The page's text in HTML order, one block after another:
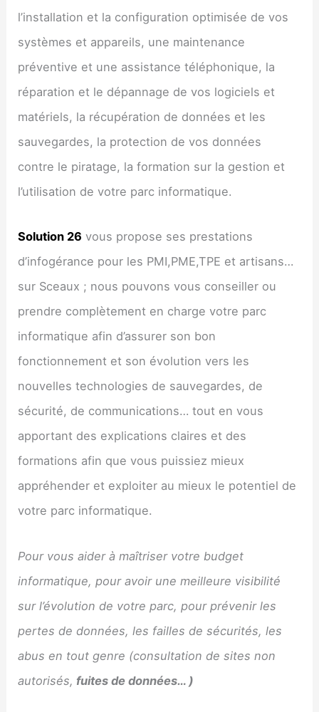
l’installation et la configuration optimisée de vos
systèmes et appareils, une maintenance
préventive et une assistance téléphonique, la
réparation et le dépannage de vos logiciels et
matériels, la récupération de données et les
sauvegardes, la protection de vos données
contre le piratage, la formation sur la gestion et
l’utilisation de votre parc informatique.
Solution 26 vous propose ses prestations
d’infogérance pour les PMI,PME,TPE et artisans…
sur Sceaux ; nous pouvons vous conseiller ou
prendre complètement en charge votre parc
informatique afin d’assurer son bon
fonctionnement et son évolution vers les
nouvelles technologies de sauvegardes, de
sécurité, de communications… tout en vous
apportant des explications claires et des
formations afin que vous puissiez mieux
appréhender et exploiter au mieux le potentiel de
votre parc informatique.
Pour vous aider à maîtriser votre budget
informatique, pour avoir une meilleure visibilité
sur l’évolution de votre parc, pour prévenir les
pertes de données, les failles de sécurités, les
abus en tout genre (consultation de sites non
autorisés, fuites de données… )